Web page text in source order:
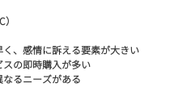
、感情に訴える要素が大きい
スの即時購入が多い
るニーズがある